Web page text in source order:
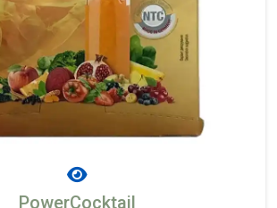
PowerCocktail